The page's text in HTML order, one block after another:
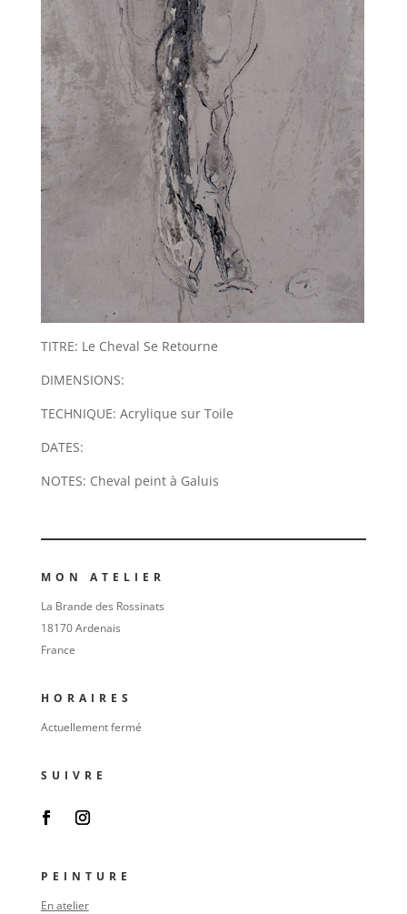
TITRE: Le Cheval Se Retourne
DIMENSIONS:
TECHNIQUE: Acrylique sur Toile
DATES:
NOTES: Cheval peint à Galuis
MON ATELIER
La Brande des Rossinats
18170 Ardenais
France
HORAIRES
Actuellement fermé
SUIVRE
PEINTURE
En atelier